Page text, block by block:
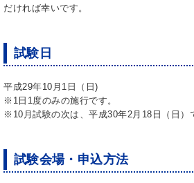
だければ幸いです。
試験日
平成29年10月1日（日)
※1日1度のみの施行です。
※10月試験の次は、平成30年2月18日（日）
試験会場・申込方法